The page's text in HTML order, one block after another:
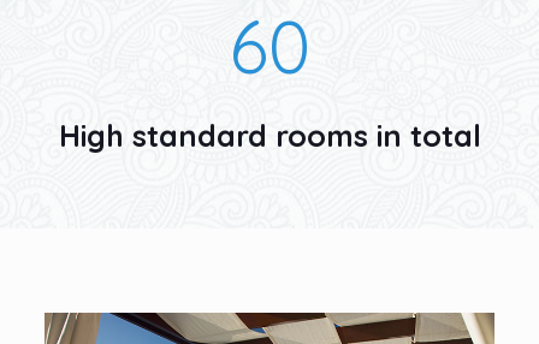
60
High standard rooms in total